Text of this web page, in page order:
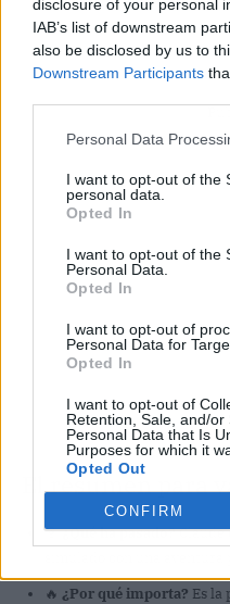
disclosure of your personal
IAB’s list of downstream
also be disclosed by us to
Downstream Participants
Personal Data
I want to opt-out of the
personal data.
Opted In
I want to opt-out of the
Personal Data.
Opted In
I want to opt-out of
Personal Data for
Opted In
I want to opt-out of
Retention, Sale, and/or
Personal Data that Is
Purposes for which it
Opted Out
CONFIRM
El resumen para
🎯¿Qué ha pasado?Claude
🔥 ¿Por qué importa? Es la